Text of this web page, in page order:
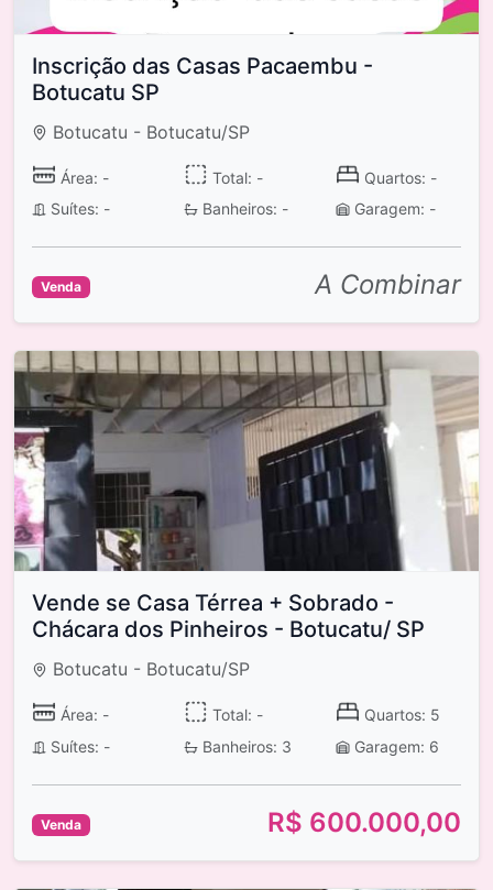
Inscrição das Casas Pacaembu -
Botucatu SP
Botucatu - Botucatu/SP
Área: - Total: -
Quartos: -
Suítes: -
Banheiros: - Garagem: -
Venda A Combinar
Vende se Casa Térrea + Sobrado -
Chácara dos Pinheiros - Botucatu/ SP
Botucatu - Botucatu/SP
Área: - Total: -
Quartos: 5
Suítes: -
Banheiros: 3 Garagem: 6
Venda R$ 600.000,00